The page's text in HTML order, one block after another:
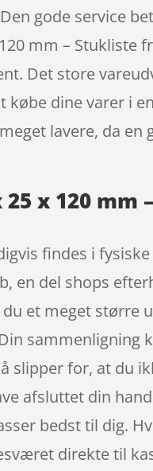
gode service
mm –
Det store
købe dine varer i
lavere, da en
25 x 120
findes i
en del shops
et meget større
sammenligning
slipper for, at du
afsluttet din
bedst til dig.
direkte til